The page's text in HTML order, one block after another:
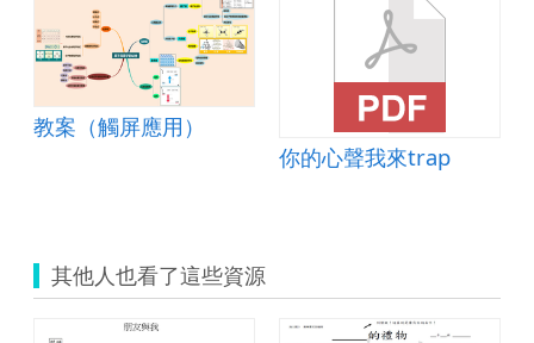
教案（觸屏應用）
你的心聲我來trap
其他人也看了這些資源